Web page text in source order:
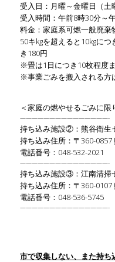
受入日：月曜～金曜日（土
受入時間：午前8時30分～
料金：家庭系可燃一般廃棄
50キkgを超えると10kgに
き180円
※畳は1日につき10枚程度
※事業ごみを搬入される方
＜家庭の燃やせるごみに
———————————————-
持ち込み施設②：熊谷衛生
持ち込み住所：〒360-0857
電話番号：048-532-2021
———————————————-
持ち込み施設③：江南清掃
持ち込み住所：〒360-0107
電話番号：048-536-5745
———————————————-
市で収集しない、また持ち